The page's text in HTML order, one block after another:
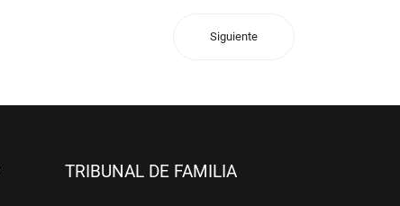
Siguiente
TRIBUNAL DE FAMILIA